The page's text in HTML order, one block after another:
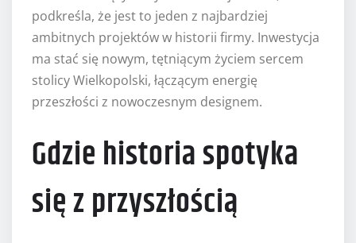
podkreśla, że jest to jeden z najbardziej
ambitnych projektów w historii firmy. Inwestycja
ma stać się nowym, tętniącym życiem sercem
stolicy Wielkopolski, łączącym energię
przeszłości z nowoczesnym designem.
Gdzie historia spotyka
się z przyszłością